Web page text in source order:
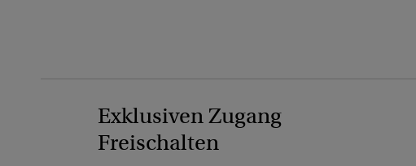
Exklusiven Zugang
Freischalten